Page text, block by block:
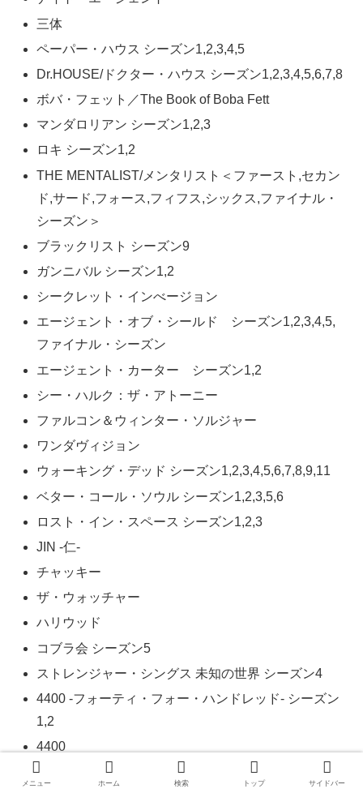
三体
ペーパー・ハウス シーズン1,2,3,4,5
Dr.HOUSE/ドクター・ハウス シーズン1,2,3,4,5,6,7,8
ボバ・フェット／The Book of Boba Fett
マンダロリアン シーズン1,2,3
ロキ シーズン1,2
THE MENTALIST/メンタリスト＜ファースト,セカン
ド,サード,フォース,フィフス,シックス,ファイナル・
シーズン＞
ブラックリスト シーズン9
ガンニバル シーズン1,2
シークレット・インべージョン
エージェント・オブ・シールド シーズン1,2,3,4,5,
ファイナル・シーズン
エージェント・カーター シーズン1,2
シー・ハルク：ザ・アトーニー
ファルコン＆ウィンター・ソルジャー
ワンダヴィジョン
ウォーキング・デッド シーズン1,2,3,4,5,6,7,8,9,11
ベター・コール・ソウル シーズン1,2,3,5,6
ロスト・イン・スペース シーズン1,2,3
JIN -仁-
チャッキー
ザ・ウォッチャー
ハリウッド
コブラ会 シーズン5
ストレンジャー・シングス 未知の世界 シーズン4
4400 ‐フォーティ・フォー・ハンドレッド‐ シーズン
1,2
4400
地獄が呼んでいる
メニュー ホーム 検索 トップ サイドバー